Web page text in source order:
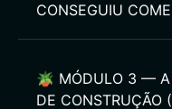
CONSEGUIU
🪴 MÓDULO 3 — A
DE CONSTRUÇÃO